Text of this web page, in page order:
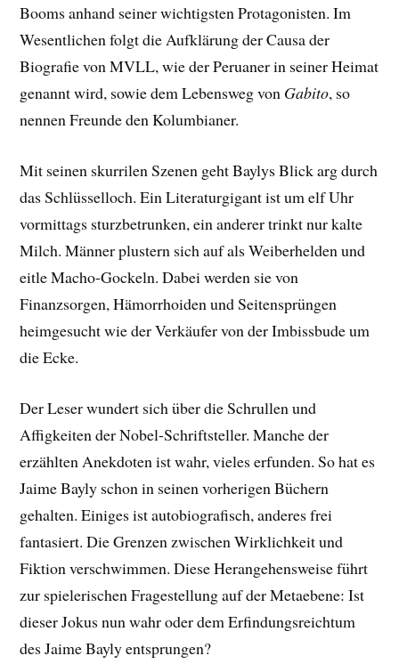
Booms anhand seiner wichtigsten Protagonisten. Im
Wesentlichen folgt die Aufklärung der Causa der
Biografie von MVLL, wie der Peruaner in seiner Heimat
genannt wird, sowie dem Lebensweg von Gabito, so
nennen Freunde den Kolumbianer.
Mit seinen skurrilen Szenen geht Baylys Blick arg durch
das Schlüsselloch. Ein Literaturgigant ist um elf Uhr
vormittags sturzbetrunken, ein anderer trinkt nur kalte
Milch. Männer plustern sich auf als Weiberhelden und
eitle Macho-Gockeln. Dabei werden sie von
Finanzsorgen, Hämorrhoiden und Seitensprüngen
heimgesucht wie der Verkäufer von der Imbissbude um
die Ecke.
Der Leser wundert sich über die Schrullen und
Affigkeiten der Nobel-Schriftsteller. Manche der
erzählten Anekdoten ist wahr, vieles erfunden. So hat es
Jaime Bayly schon in seinen vorherigen Büchern
gehalten. Einiges ist autobiografisch, anderes frei
fantasiert. Die Grenzen zwischen Wirklichkeit und
Fiktion verschwimmen. Diese Herangehensweise führt
zur spielerischen Fragestellung auf der Metaebene: Ist
dieser Jokus nun wahr oder dem Erfindungsreichtum
des Jaime Bayly entsprungen?